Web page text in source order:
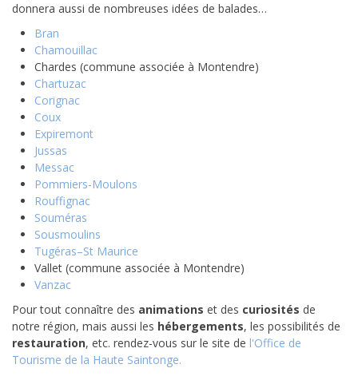
donnera aussi de nombreuses idées de balades…
Bran
Chamouillac
Chardes (commune associée à Montendre)
Chartuzac
Corignac
Coux
Expiremont
Jussas
Messac
Pommiers-Moulons
Rouffignac
Souméras
Sousmoulins
Tugéras–St Maurice
Vallet (commune associée à Montendre)
Vanzac
Pour tout connaître des animations et des curiosités de
notre région, mais aussi les hébergements, les possibilités de
restauration, etc. rendez-vous sur le site de l'Office de
Tourisme de la Haute Saintonge.